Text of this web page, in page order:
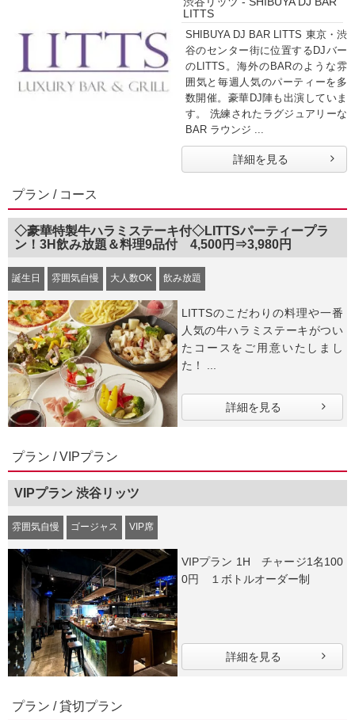
LITTS
SHIBUYA DJ BAR LITTS 東京・渋
谷のセンター街に位置するDJバー
のLITTS。海外のBARのような雰
囲気と毎週人気のパーティーを多
数開催。豪華DJ陣も出演していま
す。 洗練されたラグジュアリーな
BAR ラウンジ ...
詳細を見る
プラン / コース
◇豪華特製牛ハラミステーキ付◇LITTSパーティープラ
ン！3H飲み放題＆料理9品付 4,500円⇒3,980円
誕生日 雰囲気自慢 大人数OK 飲み放題
LITTSのこだわりの料理や一番
人気の牛ハラミステーキがつい
たコースをご用意いたしまし
た！ ...
詳細を見る
プラン / VIPプラン
VIPプラン 渋谷リッツ
雰囲気自慢 ゴージャス VIP席
VIPプラン 1H チャージ1名100
0円 １ボトルオーダー制
詳細を見る
プラン / 貸切プラン